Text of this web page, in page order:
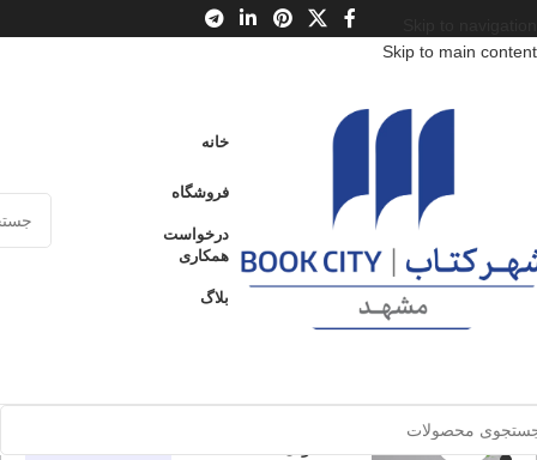
Skip to main content
خانه
فروشگاه
درخواست
همکاری
بلاگ
محصولات / کتاب کودک و نوجوان
برای بزرگنمایی کلیک کنید
شوشو
فسقلی‌ها
کارت‌های عضو